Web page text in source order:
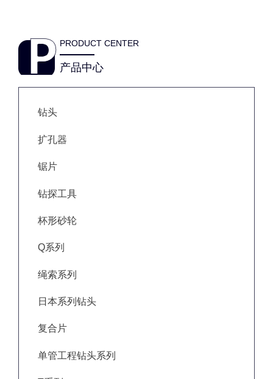
PRODUCT CENTER
产品中心
钻头
扩孔器
锯片
钻探工具
杯形砂轮
Q系列
绳索系列
日本系列钻头
复合片
单管工程钻头系列